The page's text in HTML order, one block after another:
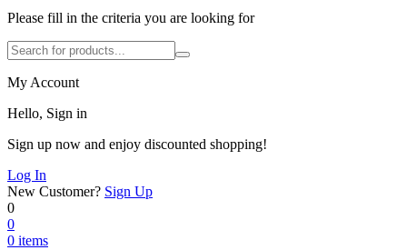
Please fill in the criteria you are looking for
My Account
Hello, Sign in
Sign up now and enjoy discounted shopping!
Log In
New Customer? Sign Up
0
0
0 items